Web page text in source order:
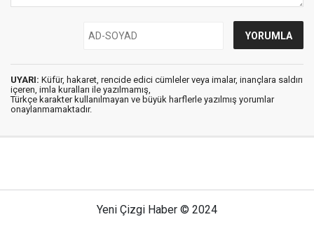
UYARI: Küfür, hakaret, rencide edici cümleler veya imalar, inançlara saldırı
içeren, imla kuralları ile yazılmamış,
Türkçe karakter kullanılmayan ve büyük harflerle yazılmış yorumlar
onaylanmamaktadır.
Yeni Çizgi Haber © 2024